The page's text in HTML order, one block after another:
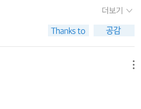
겠지. 평소와 같은 목소리로. 그러
였을 테고. 그런데...... 항상 그다
무리 기다려도 수빈인 아무 말도 하
했을지 내가 전혀 모르니까.'
중한 사람을 구할 수 있는 기회가
가 구해냈던 두 아이의 미래는 사라
슨 일이 생겼나 싶어서 잔뜩 긴장하
부에 집중해야할 독서실에서도
한 장을 발견하게 되었다. 그렇게
비밀스럽게 감추어져 있었던 은호
름을 함께 하게 되었다. 가슴뭉클하
을 알게 된다면 그의 마음은 어떨
그런 생각들을 하게 한다. 그런 사
못했는데, 한 번쯤 해봐도 좋을 것
의 줄거리는 서로 몰랐던 고등학교
는 과정에서 가족들이 감추고 있는
더보기